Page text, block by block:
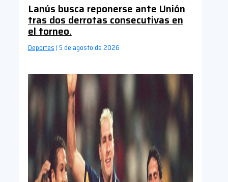
Lanús busca reponerse ante Unión
tras dos derrotas consecutivas en
el torneo.
Deportes | 5 de agosto de 2026